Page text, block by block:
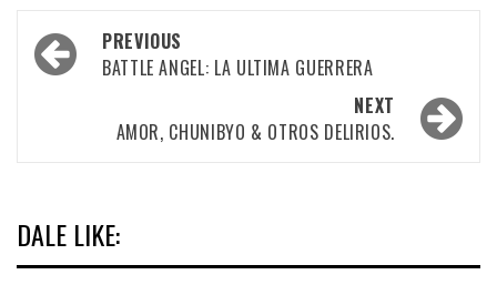
Post
navigation
PREVIOUS
BATTLE ANGEL: LA ULTIMA GUERRERA
NEXT
AMOR, CHUNIBYO & OTROS DELIRIOS.
DALE LIKE: